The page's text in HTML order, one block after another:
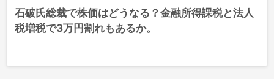
石破氏総裁で株価はどうなる？金融所得課税と法人
税増税で3万円割れもあるか。